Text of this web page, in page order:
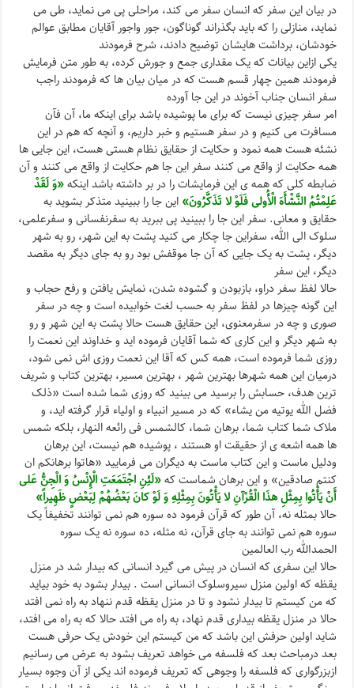
در بیان این سفر که انسان سفر می کند، مراحلی پی می نماید، طی می
نماید، منازلی را که باید بگذراند گوناگون، جور واجور آقایان مطابق عوالم
خودشان، برداشت هایشان توضیح دادند، شرح فرمودند
یکی ازاین بیانات که یک مقداری جمع و جورش کرده، به طور متن فرمایش
فرمودند همین چهار قسم هست که در میان بیان ها که فرمودند راجب
سفر انسان جناب آخوند در این جا آورده
امر سفر چیزی نیست که برای ما پوشیده باشد برای اینکه ما، آن فآن
مسافرت می کنیم و در سفر هستیم و خبر داریم، و آنچه که هم در این
نشئه هست همه نمود و حکایت از حقایق نظام هستی هست، این جایی ها
همه حکایت از واقع می کنند سفر این جا هم حکایت از واقع می کنند و آن
ضابطه کلی که همه ی این فرمایشات را در بر داشته باشد اینکه«وَ لَقَدْ
عَلِمْتُمُ النَّشْأَهَ الْأُولى‌ فَلَوْ لا تَذَکَّرُونَ» این جا را ببینید متذکر بشوید به
حقایق و معانی. سفر این جا را ببینید پی ببرید به سفرنفسانی و سفرعلمی،
سلوک الی الله، سفراین جا چکار می کنید پشت به این شهر، رو به شهر
دیگر، پشت به یک جایی که آن جا موقفش بود رو به جای دیگر به مقصد
دیگر، این سفر
حالا لفظ سفر دراو، بازبودن و گشوده شدن، نمایش یافتن و رفع حجاب و
این گونه چیزها در لفظ سفر به حسب لغت خوابیده است و چه در سفر
صوری و چه در سفرمعنوی، این حقایق هست حالا پشت به این شهر و رو
به شهر دیگر و این کاری که شما آقایان فرموده اید و خداوند این نعمت را
روزی شما فرموده است، همه کس که آقا این نعمت روزی اش نمی شود،
درمیان این همه شهرها بهترین شهر ، بهترین مسیر، بهترین کتاب و شریف
ترین هدف، حسابش را برسید می بینید که روزی شما شده است «ذلک
فضل الله یوتیه من یشاء» که در مسیر انبیاء و اولیاء قرار گرفته اید، و
ملاک شما کتاب شما، برهان شما، کالشمس فی رائعه النهار، بلکه شمس
ها همه اشعه ی از حقیقت او هستند ، پوشیده هم نیست، این برهان
ودلیل ماست و این کتاب ماست به دیگران می فرمایید «هاتوا برهانکم ان
کنتم صادقین» و این برهان شماست که«لَئِنِ اجْتَمَعَتِ الْإِنْسُ وَ الْجِنُّ عَلى‌
أَنْ یَأْتُوا بِمِثْلِ هذَا الْقُرْآنِ لا یَأْتُونَ بِمِثْلِهِ وَ لَوْ کانَ بَعْضُهُمْ لِبَعْضٍ ظَهِیراً»
حالا بمثله نه، آن طور که قرآن فرمود ده سوره هم نمی توانند تخفیفاً یک
سوره هم نمی توانند به جای قرآن، نه مثله، ده سوره نه یک سوره
الحمدالله رب العالمین
حالا این سفری که انسان در پیش می گیرد انسانی که بیدار شد در منزل
یقظه که اولین منزل سیروسلوک انسانی است . بیدار بشود به خود بیاید
که من کیستم تا بیدار نشود و تا در منزل یقظه قدم ننهاد به راه نمی افتد
حالا در منزل یقظه بیداری قدم نهاد، به راه می افتد حالا که به راه می افتد،
شاید اولین حرفش این باشد که من کیستم این خودش یک حرفی هست
بعد درمباحث بعد که فلسفه می خواهد تعریف بشود به عرض می رسانیم
ازبزرگواری که فلسفه را وجوهی که تعریف فرموده اند یکی از آن وجوه بسیار